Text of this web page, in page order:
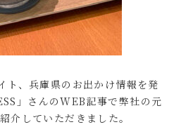
、兵庫県のお出かけ情報を発
」さんのWEB記事で弊社の元
介していただきました。